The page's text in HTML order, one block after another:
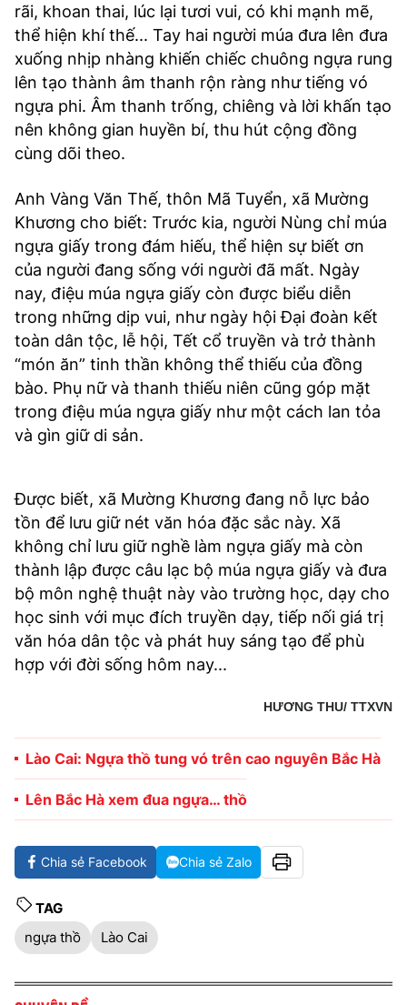
rãi, khoan thai, lúc lại tươi vui, có khi mạnh mẽ,
thể hiện khí thế... Tay hai người múa đưa lên đưa
xuống nhịp nhàng khiến chiếc chuông ngựa rung
lên tạo thành âm thanh rộn ràng như tiếng vó
ngựa phi. Âm thanh trống, chiêng và lời khấn tạo
nên không gian huyền bí, thu hút cộng đồng
cùng dõi theo.
Anh Vàng Văn Thế, thôn Mã Tuyển, xã Mường
Khương cho biết: Trước kia, người Nùng chỉ múa
ngựa giấy trong đám hiếu, thể hiện sự biết ơn
của người đang sống với người đã mất. Ngày
nay, điệu múa ngựa giấy còn được biểu diễn
trong những dịp vui, như ngày hội Đại đoàn kết
toàn dân tộc, lễ hội, Tết cổ truyền và trở thành
“món ăn” tinh thần không thể thiếu của đồng
bào. Phụ nữ và thanh thiếu niên cũng góp mặt
trong điệu múa ngựa giấy như một cách lan tỏa
và gìn giữ di sản.
Được biết, xã Mường Khương đang nỗ lực bảo
tồn để lưu giữ nét văn hóa đặc sắc này. Xã
không chỉ lưu giữ nghề làm ngựa giấy mà còn
thành lập được câu lạc bộ múa ngựa giấy và đưa
bộ môn nghệ thuật này vào trường học, dạy cho
học sinh với mục đích truyền dạy, tiếp nối giá trị
văn hóa dân tộc và phát huy sáng tạo để phù
hợp với đời sống hôm nay...
HƯƠNG THU/ TTXVN
Lào Cai: Ngựa thồ tung vó trên cao nguyên Bắc Hà
Lên Bắc Hà xem đua ngựa… thồ
Chia sẻ Facebook Chia sẻ Zalo
TAG
ngựa thồ
Lào Cai